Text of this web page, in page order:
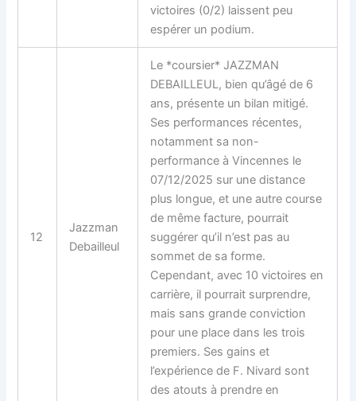
victoires (0/2) laissent peu
espérer un podium.
12
Jazzman
Debailleul
Le *coursier* JAZZMAN
DEBAILLEUL, bien qu’âgé de 6
ans, présente un bilan mitigé.
Ses performances récentes,
notamment sa non-
performance à Vincennes le
07/12/2025 sur une distance
plus longue, et une autre course
de même facture, pourrait
suggérer qu’il n’est pas au
sommet de sa forme.
Cependant, avec 10 victoires en
carrière, il pourrait surprendre,
mais sans grande conviction
pour une place dans les trois
premiers. Ses gains et
l’expérience de F. Nivard sont
des atouts à prendre en